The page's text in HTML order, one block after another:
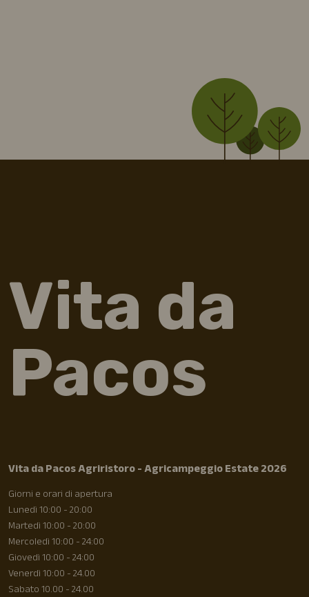
Vita da
Pacos
Vita da Pacos Agriristoro - Agricampeggio Estate 2026
Giorni e orari di apertura
Lunedì 10:00 - 20:00
Martedì 10:00 - 20:00
Mercoledì 10:00 - 24:00
Giovedì 10:00 - 24:00
Venerdì 10:00 - 24.00
Sabato 10.00 - 24.00